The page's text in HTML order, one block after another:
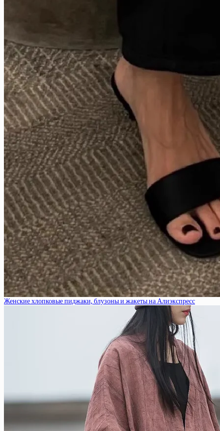
Женские хлопковые пиджаки, блузоны и жакеты на Алиэкспресс